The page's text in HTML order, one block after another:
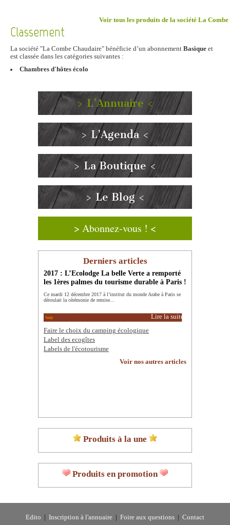
Voir tous les produits de la société La
Classement
La société "La Combe Chaudaire" bénéficie d’un abonnement Basique et
est classée dans les catégories suivantes :
Chambres d'hôtes écolo
> L’Annuaire <
> L’Agenda <
> La Boutique <
> Le Blog <
> Abonnez-vous ! <
Derniers articles
2017 : L’Ecolodge La belle Verte a remporté
les 1ères palmes du tourisme durable à Paris !
Ce mardi 12 décembre 2017 à l’institut du monde Arabe à Paris se
déroulait la cérémonie de remise...
Lire la suite
Faire le choix du camping écologique
Label des ecogîtes
Labels de l'écotourisme
Voir nos autres articles
Produits à la une
Produits en promotion
Edito Inscription à l'annuaire Foire aux questions Contact